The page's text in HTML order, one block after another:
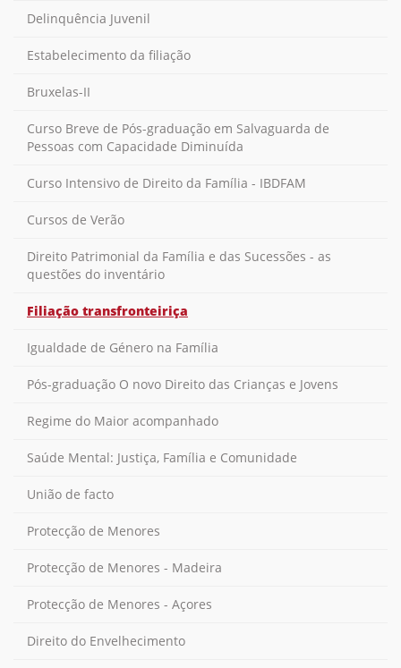
Delinquência Juvenil
Estabelecimento da filiação
Bruxelas-II
Curso Breve de Pós-graduação em Salvaguarda de
Pessoas com Capacidade Diminuída
Curso Intensivo de Direito da Família - IBDFAM
Cursos de Verão
Direito Patrimonial da Família e das Sucessões - as
questões do inventário
Filiação transfronteiriça
Igualdade de Género na Família
Pós-graduação O novo Direito das Crianças e Jovens
Regime do Maior acompanhado
Saúde Mental: Justiça, Família e Comunidade
União de facto
Protecção de Menores
Protecção de Menores - Madeira
Protecção de Menores - Açores
Direito do Envelhecimento